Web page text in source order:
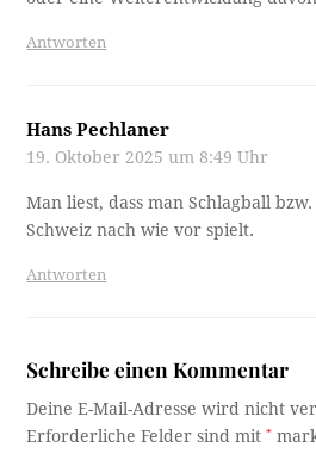
Antworten
Hans Pechlaner
19. Oktober 2025 um 8:49 Uhr
Man liest, dass man Schlagball
Schweiz nach wie vor spielt.
Antworten
Schreibe einen Kommentar
Deine E-Mail-Adresse wird nicht
Erforderliche Felder sind mit*